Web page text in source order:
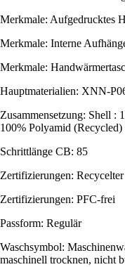
Merkmale: Aufgedrucktes
Merkmale: Interne
Merkmale:
Hauptmaterialien: XNN-
Zusammensetzung: Shell :
100% Polyamid (Recycled)
Schrittlänge CB: 85
Zertifizierungen:
Zertifizierungen: PFC-frei
Passform: Regulär
Waschsymbol:
maschinell trocknen, nicht